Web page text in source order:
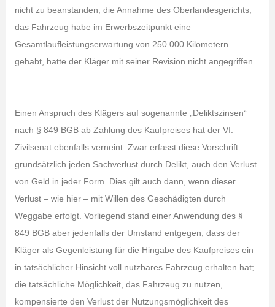
nicht zu beanstanden; die Annahme des Oberlandesgerichts,
das Fahrzeug habe im Erwerbszeitpunkt eine
Gesamtlaufleistungserwartung von 250.000 Kilometern
gehabt, hatte der Kläger mit seiner Revision nicht angegriffen.
Einen Anspruch des Klägers auf sogenannte „Deliktszinsen“
nach § 849 BGB ab Zahlung des Kaufpreises hat der VI.
Zivilsenat ebenfalls verneint. Zwar erfasst diese Vorschrift
grundsätzlich jeden Sachverlust durch Delikt, auch den Verlust
von Geld in jeder Form. Dies gilt auch dann, wenn dieser
Verlust – wie hier – mit Willen des Geschädigten durch
Weggabe erfolgt. Vorliegend stand einer Anwendung des §
849 BGB aber jedenfalls der Umstand entgegen, dass der
Kläger als Gegenleistung für die Hingabe des Kaufpreises ein
in tatsächlicher Hinsicht voll nutzbares Fahrzeug erhalten hat;
die tatsächliche Möglichkeit, das Fahrzeug zu nutzen,
kompensierte den Verlust der Nutzungsmöglichkeit des